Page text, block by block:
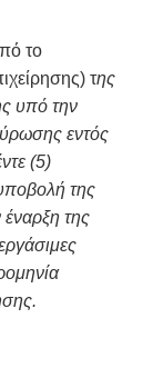
το
της
υπό την
εντός
(5)
της
έναρξη της